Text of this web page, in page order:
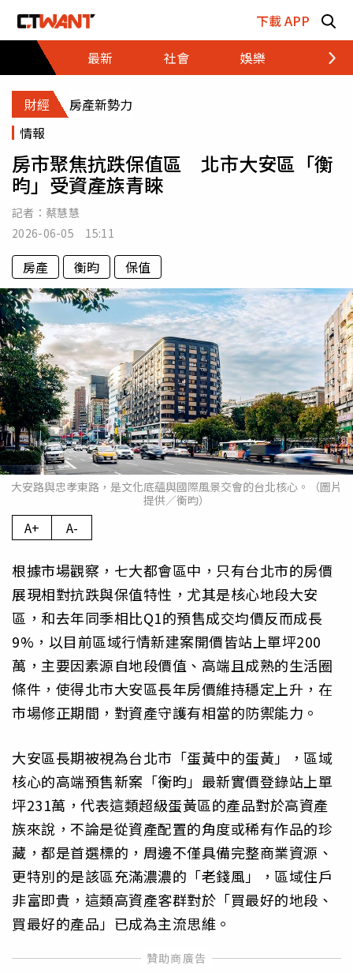
下載 APP
最新
社會 娛樂 財經
財經
房產新勢力
情報
房市聚焦抗跌保值區 北市大安區「衡
昀」受資產族青睞
記者： 蔡慧慧
2026-06-05 15:11
房產 衡昀 保值
大安路與忠孝東路，是文化底蘊與國際風景交會的台北核心。（圖片
提供／衡昀）
A+ A-
根據市場觀察，七大都會區中，只有台北市的房價
展現相對抗跌與保值特性，尤其是核心地段大安
區，和去年同季相比Q1的預售成交均價反而成長
9%，以目前區域行情新建案開價皆站上單坪200
萬，主要因素源自地段價值、高端且成熟的生活圈
條件，使得北市大安區長年房價維持穩定上升，在
市場修正期間，對資產守護有相當的防禦能力。
大安區長期被視為台北市「蛋黃中的蛋黃」，區域
核心的高端預售新案「衡昀」最新實價登錄站上單
坪231萬，代表這類超級蛋黃區的產品對於高資產
族來說，不論是從資產配置的角度或稀有作品的珍
藏，都是首選標的，周邊不僅具備完整商業資源、
更特別的是該區充滿濃濃的「老錢風」，區域住戶
非富即貴，這類高資產客群對於「買最好的地段、
買最好的產品」已成為主流思維。